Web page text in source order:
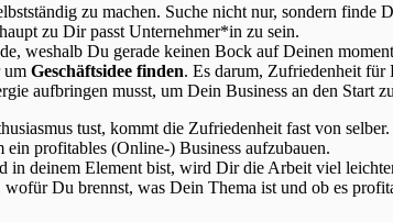
zu machen. Suche nicht nur, sondern finde
zu Dir passt Unternehmer*in zu sein.
weshalb Du gerade keinen Bock auf Deinen
um Geschäftsidee finden. Es darum, Zufriedenheit für
aufbringen musst, um Dein Business an den Start
tust, kommt die Zufriedenheit fast von selber.
profitables (Online-) Business aufzubauen.
in deinem Element bist, wird Dir die Arbeit viel
Du brennst, was Dein Thema ist und ob es